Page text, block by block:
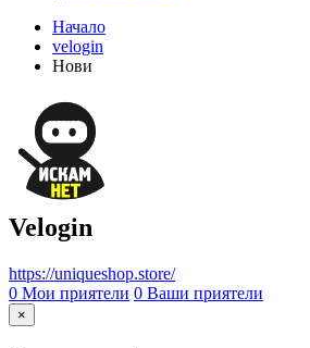
Начало
velogin
Нови
Velogin
https://uniqueshop.store/
0 Мои приятели 0 Ваши приятели
×